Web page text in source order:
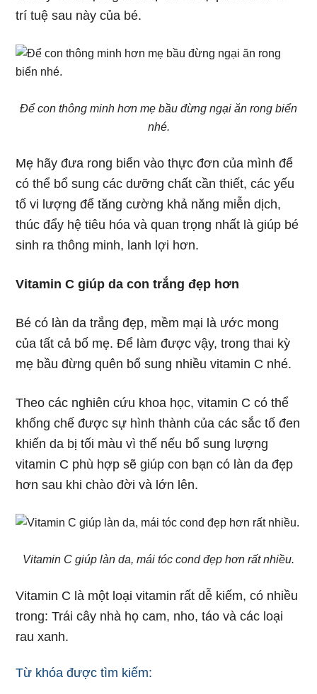
trí tuệ sau này của bé.
Để con thông minh hơn mẹ bầu đừng ngại ăn rong biển
nhé.
Mẹ hãy đưa rong biển vào thực đơn của mình để
có thể bổ sung các dưỡng chất cần thiết, các yếu
tố vi lượng để tăng cường khả năng miễn dịch,
thúc đẩy hệ tiêu hóa và quan trọng nhất là giúp bé
sinh ra thông minh, lanh lợi hơn.
Vitamin C giúp da con trắng đẹp hơn
Bé có làn da trắng đẹp, mềm mại là ước mong
của tất cả bố mẹ. Để làm được vậy, trong thai kỳ
mẹ bầu đừng quên bổ sung nhiều vitamin C nhé.
Theo các nghiên cứu khoa học, vitamin C có thể
khống chế được sự hình thành của các sắc tố đen
khiến da bị tối màu vì thế nếu bổ sung lượng
vitamin C phù hợp sẽ giúp con bạn có làn da đẹp
hơn sau khi chào đời và lớn lên.
Vitamin C giúp làn da, mái tóc cond đẹp hơn rất nhiều.
Vitamin C là một loại vitamin rất dễ kiếm, có nhiều
trong: Trái cây nhà họ cam, nho, táo và các loại
rau xanh.
Từ khóa được tìm kiếm: